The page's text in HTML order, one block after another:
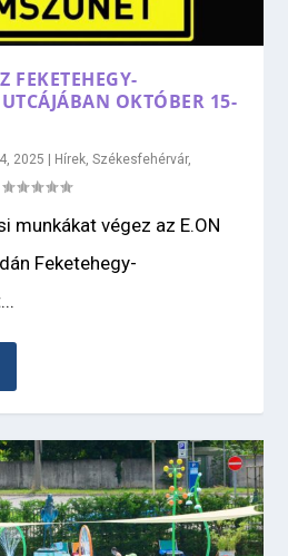
FEKETEHEGY-
OKTÓBER 15-
2025 Hírek,Székesfehérvár,
|
munkákat végez az E.ON
Feketehegy-